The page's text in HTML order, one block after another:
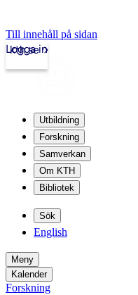
Till innehåll på sidan
kth.se
Logga in
Utbildning
Forskning
Samverkan
Om KTH
Bibliotek
Sök
English
Meny
Kalender
Forskning